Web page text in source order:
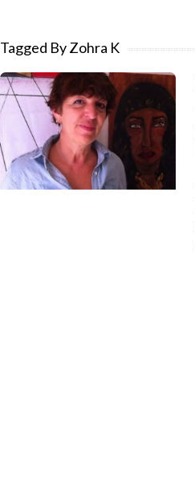
Tagged By Zohra K